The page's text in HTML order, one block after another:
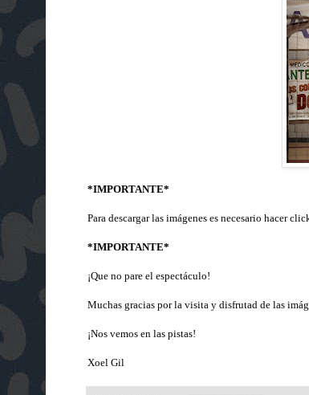
*IMPORTANTE*
Para descargar las imágenes es necesario hacer
*IMPORTANTE*
¡Que no pare el espectáculo!
Muchas gracias por la visita y disfrutad de las
¡Nos vemos en las pistas!
Xoel Gil